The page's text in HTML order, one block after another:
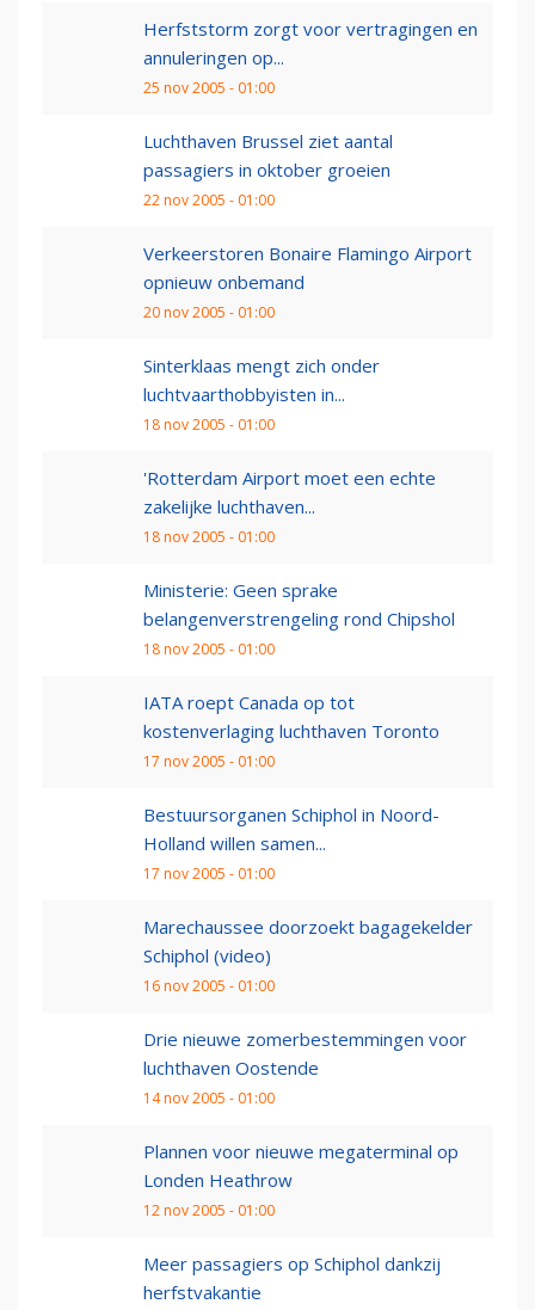
Herfststorm zorgt voor vertragingen en
annuleringen op...
25 nov 2005 - 01:00
Luchthaven Brussel ziet aantal
passagiers in oktober groeien
22 nov 2005 - 01:00
Verkeerstoren Bonaire Flamingo Airport
opnieuw onbemand
20 nov 2005 - 01:00
Sinterklaas mengt zich onder
luchtvaarthobbyisten in...
18 nov 2005 - 01:00
'Rotterdam Airport moet een echte
zakelijke luchthaven...
18 nov 2005 - 01:00
Ministerie: Geen sprake
belangenverstrengeling rond Chipshol
18 nov 2005 - 01:00
IATA roept Canada op tot
kostenverlaging luchthaven Toronto
17 nov 2005 - 01:00
Bestuursorganen Schiphol in Noord-
Holland willen samen...
17 nov 2005 - 01:00
Marechaussee doorzoekt bagagekelder
Schiphol (video)
16 nov 2005 - 01:00
Drie nieuwe zomerbestemmingen voor
luchthaven Oostende
14 nov 2005 - 01:00
Plannen voor nieuwe megaterminal op
Londen Heathrow
12 nov 2005 - 01:00
Meer passagiers op Schiphol dankzij
herfstvakantie